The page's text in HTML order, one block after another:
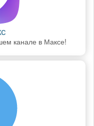
канале в Максе!